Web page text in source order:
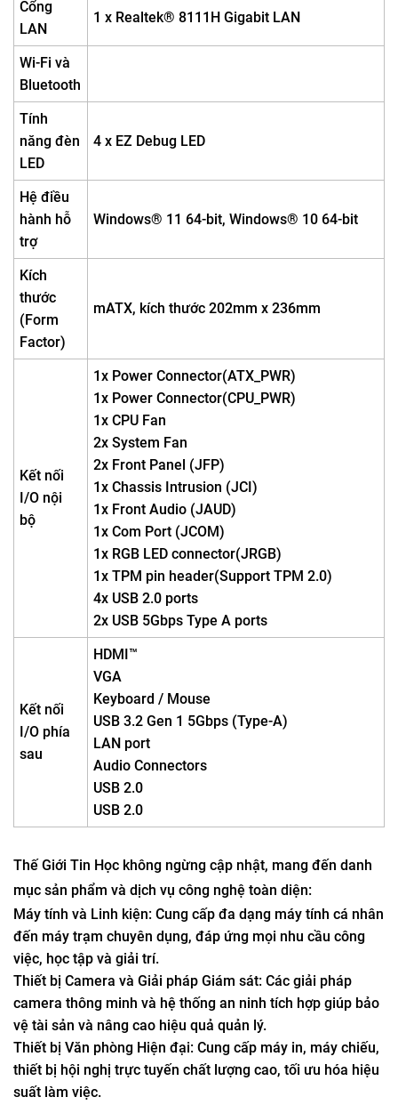
Cổng
LAN
1 x Realtek® 8111H Gigabit LAN
Wi-Fi và
Bluetooth
Tính
năng đèn
LED
4 x EZ Debug LED
Hệ điều
hành hỗ
trợ
Windows® 11 64-bit, Windows® 10 64-bit
Kích
thước
(Form
Factor)
mATX, kích thước 202mm x 236mm
Kết nối
I/O nội
bộ
1x Power Connector(ATX_PWR)
1x Power Connector(CPU_PWR)
1x CPU Fan
2x System Fan
2x Front Panel (JFP)
1x Chassis Intrusion (JCI)
1x Front Audio (JAUD)
1x Com Port (JCOM)
1x RGB LED connector(JRGB)
1x TPM pin header(Support TPM 2.0)
4x USB 2.0 ports
2x USB 5Gbps Type A ports
Kết nối
I/O phía
sau
HDMI™
VGA
Keyboard / Mouse
USB 3.2 Gen 1 5Gbps (Type-A)
LAN port
Audio Connectors
USB 2.0
USB 2.0
Thế Giới Tin Học không ngừng cập nhật, mang đến danh
mục sản phẩm và dịch vụ công nghệ toàn diện:
Máy tính và Linh kiện: Cung cấp đa dạng máy tính cá nhân
đến máy trạm chuyên dụng, đáp ứng mọi nhu cầu công
việc, học tập và giải trí.
Thiết bị Camera và Giải pháp Giám sát: Các giải pháp
camera thông minh và hệ thống an ninh tích hợp giúp bảo
vệ tài sản và nâng cao hiệu quả quản lý.
Thiết bị Văn phòng Hiện đại: Cung cấp máy in, máy chiếu,
thiết bị hội nghị trực tuyến chất lượng cao, tối ưu hóa hiệu
suất làm việc.